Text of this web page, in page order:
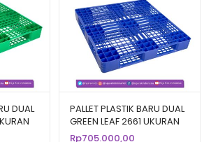
DUAL
PALLET PLASTIK BARU DUAL
GREEN LEAF 2661 UKURAN
110x110x14 CM
Rp705.000,00